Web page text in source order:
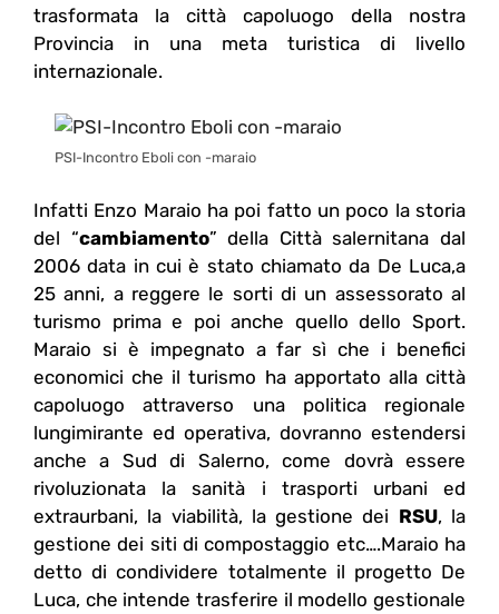
trasformata la città capoluogo della nostra
Provincia in una meta turistica di livello
internazionale.
PSI-Incontro Eboli con -maraio
Infatti Enzo Maraio ha poi fatto un poco la storia
del “cambiamento” della Città salernitana dal
2006 data in cui è stato chiamato da De Luca,a
25 anni, a reggere le sorti di un assessorato al
turismo prima e poi anche quello dello Sport.
Maraio si è impegnato a far sì che i benefici
economici che il turismo ha apportato alla città
capoluogo attraverso una politica regionale
lungimirante ed operativa, dovranno estendersi
anche a Sud di Salerno, come dovrà essere
rivoluzionata la sanità i trasporti urbani ed
extraurbani, la viabilità, la gestione dei RSU, la
gestione dei siti di compostaggio etc….Maraio ha
detto di condividere totalmente il progetto De
Luca, che intende trasferire il modello gestionale